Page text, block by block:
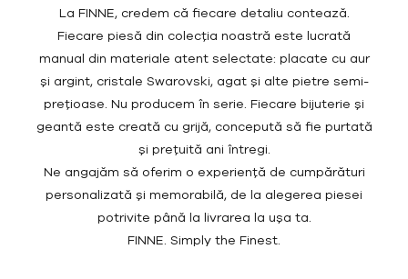
La FINNE, credem că fiecare detaliu contează.
Fiecare piesă din colecția noastră este lucrată
manual din materiale atent selectate: placate cu aur
și argint, cristale Swarovski, agat și alte pietre semi-
prețioase. Nu producem în serie. Fiecare bijuterie și
geantă este creată cu grijă, concepută să fie purtată
și prețuită ani întregi.
Ne angajăm să oferim o experiență de cumpărături
personalizată și memorabilă, de la alegerea piesei
potrivite până la livrarea la ușa ta.
FINNE. Simply the Finest.